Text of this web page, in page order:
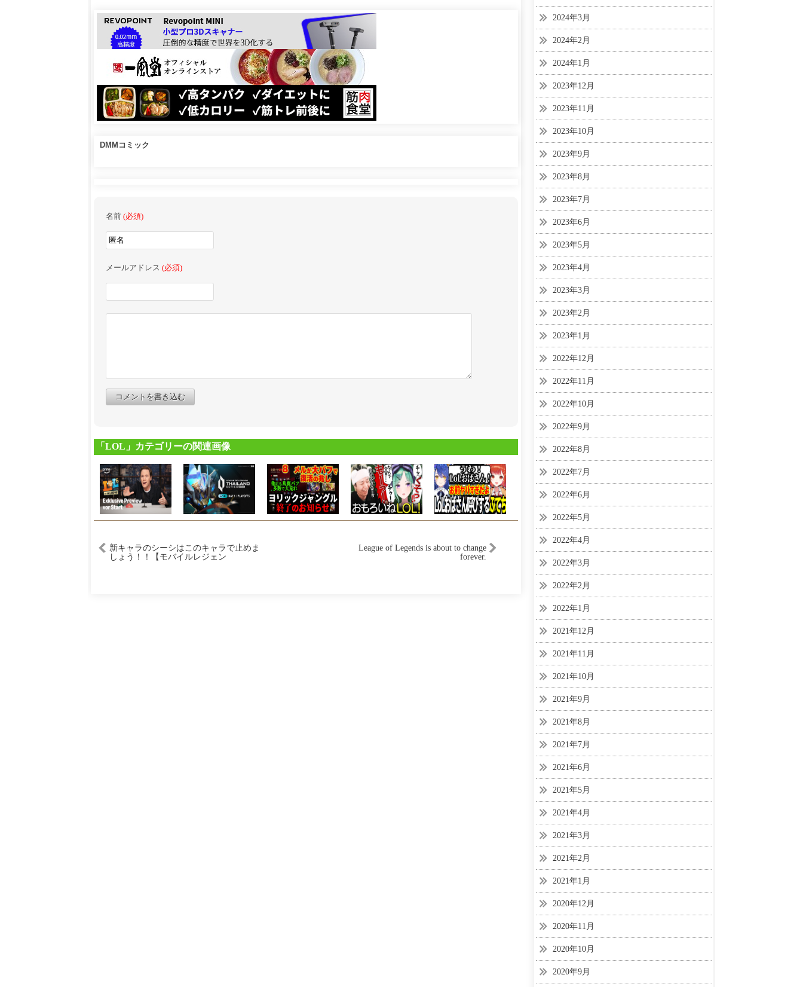
DMMコミック
名前 (必須)
メールアドレス (必須)
コメントを書き込む
「LOL」カテゴリーの関連画像
新キャラのシーシはこのキャラで止めま
しょう！！【モバイルレジェン
League of Legends is about to change
forever.
2024年3月
2024年2月
2024年1月
2023年12月
2023年11月
2023年10月
2023年9月
2023年8月
2023年7月
2023年6月
2023年5月
2023年4月
2023年3月
2023年2月
2023年1月
2022年12月
2022年11月
2022年10月
2022年9月
2022年8月
2022年7月
2022年6月
2022年5月
2022年4月
2022年3月
2022年2月
2022年1月
2021年12月
2021年11月
2021年10月
2021年9月
2021年8月
2021年7月
2021年6月
2021年5月
2021年4月
2021年3月
2021年2月
2021年1月
2020年12月
2020年11月
2020年10月
2020年9月